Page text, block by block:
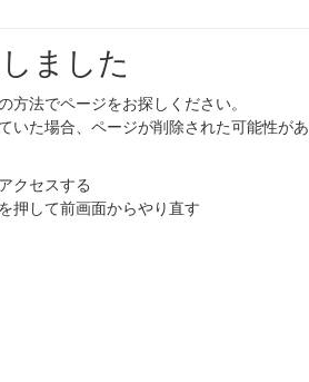
ました
方法でページをお探しください。
いた場合、ページが削除された可能性があ
クセスする
押して前画面からやり直す